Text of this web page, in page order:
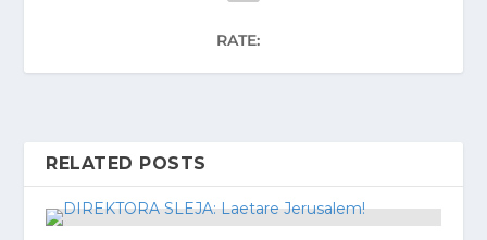
RATE:
RELATED POSTS